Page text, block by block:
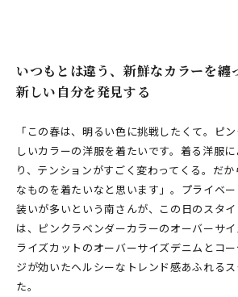
いつもとは違う、新鮮なカラーを纏
新しい自分を発見する
「この春は、明るい色に挑戦したくて。ピ
しいカラーの洋服を着たいです。着る洋服
り、テンションがすごく変わってくる。だ
なものを着たいなと思います」。プライベ
装いが多いという南さんが、この日のスタ
は、ピンクラベンダーカラーのオーバーサ
ライズカットのオーバーサイズデニムとコ
ジが効いたヘルシーなトレンド感あふれる
た。